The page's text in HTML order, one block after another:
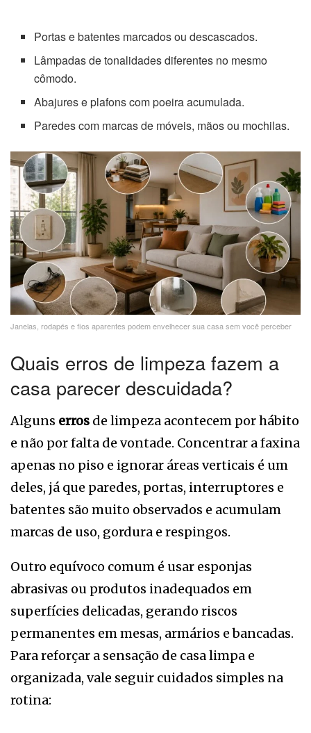
Portas e batentes marcados ou descascados.
Lâmpadas de tonalidades diferentes no mesmo
cômodo.
Abajures e plafons com poeira acumulada.
Paredes com marcas de móveis, mãos ou mochilas.
Janelas, rodapés e fios aparentes podem envelhecer sua casa sem você perceber
Quais erros de limpeza fazem a
casa parecer descuidada?
Alguns erros de limpeza acontecem por hábito
e não por falta de vontade. Concentrar a faxina
apenas no piso e ignorar áreas verticais é um
deles, já que paredes, portas, interruptores e
batentes são muito observados e acumulam
marcas de uso, gordura e respingos.
Outro equívoco comum é usar esponjas
abrasivas ou produtos inadequados em
superfícies delicadas, gerando riscos
permanentes em mesas, armários e bancadas.
Para reforçar a sensação de casa limpa e
organizada, vale seguir cuidados simples na
rotina: